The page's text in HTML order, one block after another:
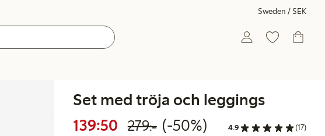
Sweden / SEK
Set med tröja och leggings
139:50 Rabatterat pris: 139,50 kr
279:-Ordinarie pris: 279,00
50% rabatt
(-50%) 4.9 (17)